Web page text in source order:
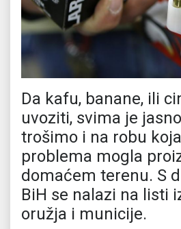
Da kafu, banane, ili
uvoziti, svima je
trošimo i na robu
problema mogla
domaćem terenu. S
BiH se nalazi na listi
oružja i municije.